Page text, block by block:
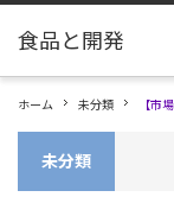
ホーム 未分類 【市
未分類